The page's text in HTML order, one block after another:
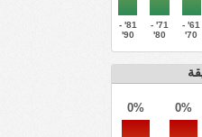
81' -
90'
71' -
80'
61' -
70'
0% 0%